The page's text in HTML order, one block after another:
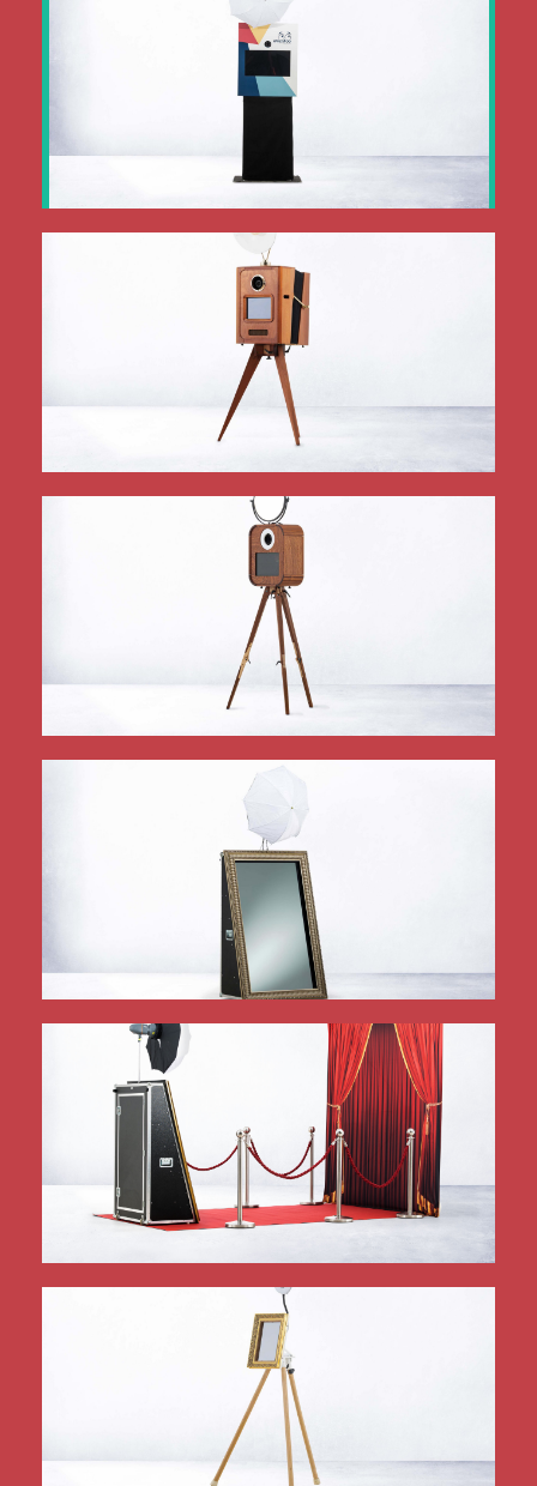
fotoBOOX
Unser vielseitiges Standard-Modell
mehr Infos
luxuryBOOX
Die fotoBOOX im historischen Kleid
mehr Infos
luxuryBOOX Mini
Edel und klein
mehr Infos
fotoSPIEGEL
Der fotografierende Spiegel
mehr Infos
fotoSPIEGEL GALA
Starfeeling für Ihre Gäste!
iPadBOOX
Die kleinste Lösung, auch zum Einbau!
mehr Infos